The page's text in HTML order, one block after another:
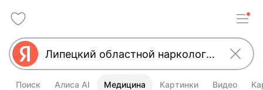
Поиск Алиса AI Медицина Картинки Видео